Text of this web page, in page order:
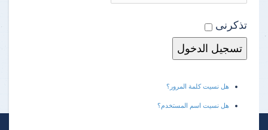
تذكرنى
هل نسيت كلمة المرور؟
هل نسيت اسم المستخدم؟